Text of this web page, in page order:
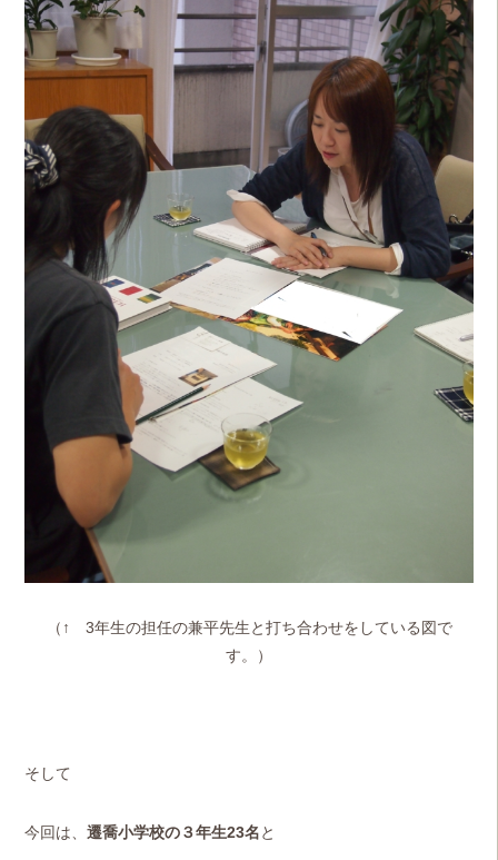
（↑ 3年生の担任の兼平先生と打ち合わせをしている図で
す。）
そして
今回は、遷喬小学校の３年生23名と